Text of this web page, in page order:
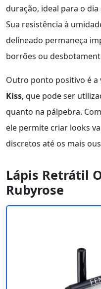
duração, ideal para o dia
Sua resistência à
delineado permaneça
borrões ou
Outro ponto positivo é a
Kiss, que pode ser
quanto na pálpebra.
ele permite criar looks
discretos até os mais
Lápis Retrátil
Rubyrose